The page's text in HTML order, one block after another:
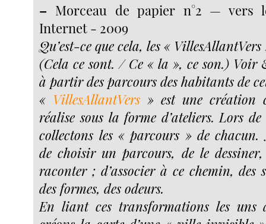
– Morceau de papier n°2 — vers
Internet - 2009
Qu’est-ce que cela, les « VillesAllantVers
(Cela ce sont. / Ce « la », ce son.)
à partir des parcours des habitants de
« VillesAllantVers » est une création
réalise sous la forme d’ateliers. Lors
collectons les « parcours » de chacun.
de choisir un parcours, de le
raconter ; d’associer à ce chemin, des
des formes, des odeurs.
En liant ces transformations les uns